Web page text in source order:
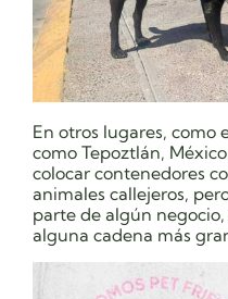
En otros lugares, como
como Tepoztlán,
colocar contenedores
animales callejeros,
parte de algún
alguna cadena más